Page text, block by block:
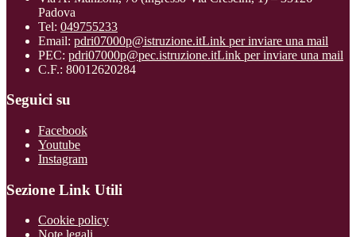
Padova
Tel: 049755233
Email: pdri07000p@istruzione.itLink per inviare una mail
PEC: pdri07000p@pec.istruzione.itLink per inviare una mail
C.F.: 80012620284
Seguici su
Facebook
Youtube
Instagram
Sezione Link Utili
Cookie policy